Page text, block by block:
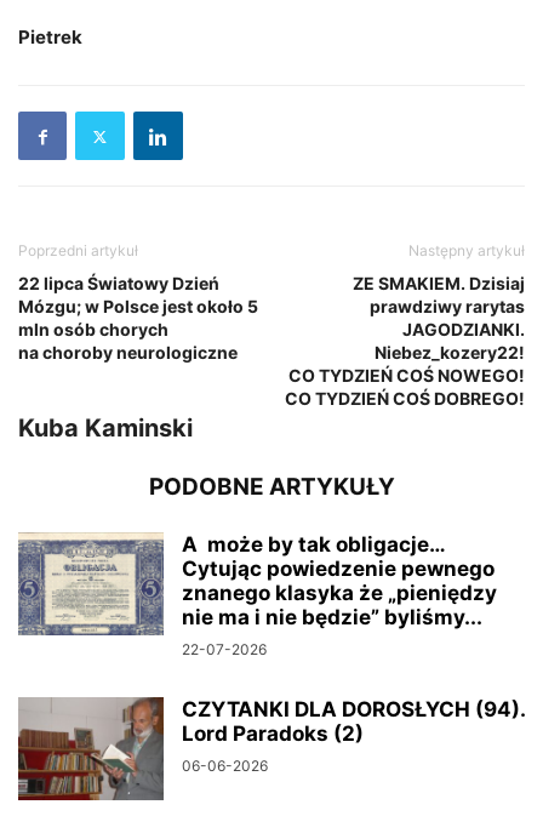
Pietrek
Poprzedni artykuł
22 lipca Światowy Dzień
Mózgu; w Polsce jest około 5
mln osób chorych
na choroby neurologiczne
Następny artykuł
ZE SMAKIEM. Dzisiaj
prawdziwy rarytas
JAGODZIANKI.
Niebez_kozery22!
CO TYDZIEŃ COŚ NOWEGO!
CO TYDZIEŃ COŚ DOBREGO!
Kuba Kaminski
PODOBNE ARTYKUŁY
A może by tak obligacje…
Cytując powiedzenie pewnego
znanego klasyka że „pieniędzy
nie ma i nie będzie” byliśmy...
22-07-2026
CZYTANKI DLA DOROSŁYCH (94).
Lord Paradoks (2)
06-06-2026